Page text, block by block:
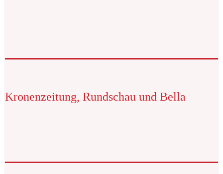
Kronenzeitung, Rundschau und Bella